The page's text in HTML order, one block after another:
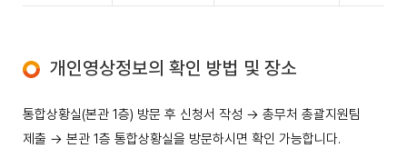
개인영상정보의 확인 방법 및 장소
통합상황실(본관 1층) 방문 후 신청서 작성 → 총무처 총괄지원팀
제출 → 본관 1층 통합상황실을 방문하시면 확인 가능합니다.